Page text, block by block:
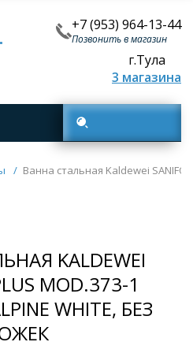
+7 (953) 964-13-44
Позвонить в магазин
г.Тула
3 магазина
комнат
/ Ванна стальная Kaldewei
KALDEWEI
MOD.373-1
WHITE, БЕЗ